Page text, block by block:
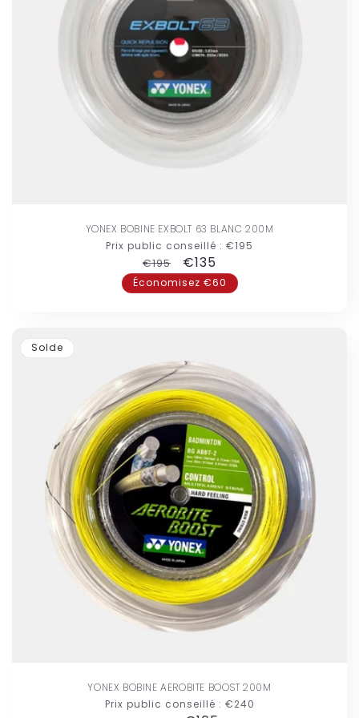
YONEX BOBINE EXBOLT 63 BLANC 200M
Prix public conseillé : €195
Prix
habituel
€195
Prix
promotionnel
€135
Économisez €60
Solde
YONEX BOBINE AEROBITE BOOST 200M
Prix public conseillé : €240